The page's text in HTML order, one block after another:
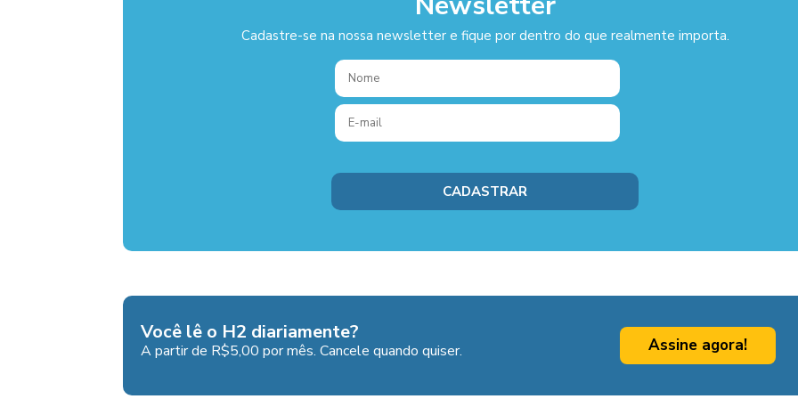
Cadastre-se na nossa newsletter e fique por dentro do que realmente importa.
Você lê o H2 diariamente?
A partir de R$5,00 por mês. Cancele quando quiser. Assine agora!